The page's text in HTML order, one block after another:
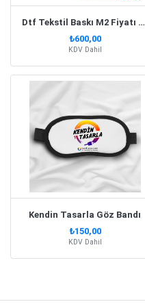
Dtf Tekstil Baskı M2 Fiyatı 100X55 Cm
₺600,00
KDV Dahil
Kendin Tasarla Göz Bandı
₺150,00
KDV Dahil